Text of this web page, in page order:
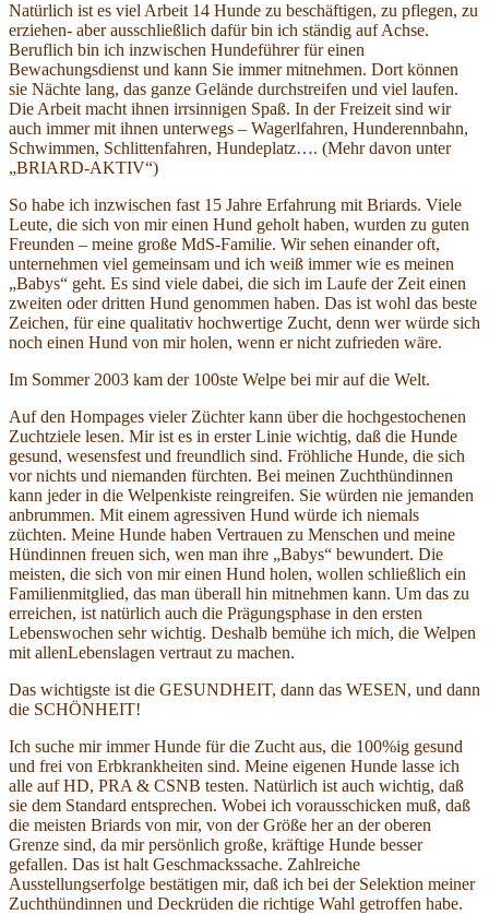
Natürlich ist es viel Arbeit 14 Hunde zu beschäftigen, zu pflegen, zu
erziehen- aber ausschließlich dafür bin ich ständig auf Achse.
Beruflich bin ich inzwischen Hundeführer für einen
Bewachungsdienst und kann Sie immer mitnehmen. Dort können
sie Nächte lang, das ganze Gelände durchstreifen und viel laufen.
Die Arbeit macht ihnen irrsinnigen Spaß. In der Freizeit sind wir
auch immer mit ihnen unterwegs – Wagerlfahren, Hunderennbahn,
Schwimmen, Schlittenfahren, Hundeplatz…. (Mehr davon unter
„BRIARD-AKTIV“)
So habe ich inzwischen fast 15 Jahre Erfahrung mit Briards. Viele
Leute, die sich von mir einen Hund geholt haben, wurden zu guten
Freunden – meine große MdS-Familie. Wir sehen einander oft,
unternehmen viel gemeinsam und ich weiß immer wie es meinen
„Babys“ geht. Es sind viele dabei, die sich im Laufe der Zeit einen
zweiten oder dritten Hund genommen haben. Das ist wohl das beste
Zeichen, für eine qualitativ hochwertige Zucht, denn wer würde sich
noch einen Hund von mir holen, wenn er nicht zufrieden wäre.
Im Sommer 2003 kam der 100ste Welpe bei mir auf die Welt.
Auf den Hompages vieler Züchter kann über die hochgestochenen
Zuchtziele lesen. Mir ist es in erster Linie wichtig, daß die Hunde
gesund, wesensfest und freundlich sind. Fröhliche Hunde, die sich
vor nichts und niemanden fürchten. Bei meinen Zuchthündinnen
kann jeder in die Welpenkiste reingreifen. Sie würden nie jemanden
anbrummen. Mit einem agressiven Hund würde ich niemals
züchten. Meine Hunde haben Vertrauen zu Menschen und meine
Hündinnen freuen sich, wen man ihre „Babys“ bewundert. Die
meisten, die sich von mir einen Hund holen, wollen schließlich ein
Familienmitglied, das man überall hin mitnehmen kann. Um das zu
erreichen, ist natürlich auch die Prägungsphase in den ersten
Lebenswochen sehr wichtig. Deshalb bemühe ich mich, die Welpen
mit allenLebenslagen vertraut zu machen.
Das wichtigste ist die GESUNDHEIT, dann das WESEN, und dann
die SCHÖNHEIT!
Ich suche mir immer Hunde für die Zucht aus, die 100%ig gesund
und frei von Erbkrankheiten sind. Meine eigenen Hunde lasse ich
alle auf HD, PRA & CSNB testen. Natürlich ist auch wichtig, daß
sie dem Standard entsprechen. Wobei ich vorausschicken muß, daß
die meisten Briards von mir, von der Größe her an der oberen
Grenze sind, da mir persönlich große, kräftige Hunde besser
gefallen. Das ist halt Geschmackssache. Zahlreiche
Ausstellungserfolge bestätigen mir, daß ich bei der Selektion meiner
Zuchthündinnen und Deckrüden die richtige Wahl getroffen habe.